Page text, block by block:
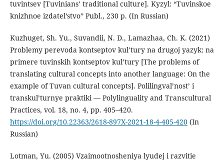
tuvintsev [Tuvinians’ traditional culture]. Kyzyl: “Tuvinskoe
knizhnoe izdatel’stvo” Publ., 230 p. (In Russian)
Kuzhuget, Sh. Yu., Suvandii, N. D., Lamazhaa, Ch. K. (2021)
Problemy perevoda kontseptov kul’tury na drugoj yazyk: na
primere tuvinskih kontseptov kul’tury [The problems of
translating cultural concepts into another language: On the
example of Tuvan cultural concepts]. Polilingval’nost’ i
transkul’turnye praktiki — Polylinguality and Transcultural
Practices, vol. 18, no. 4, pp. 405–420.
https://doi.org/10.22363/2618-897X-2021-18-4-405-420(In
Russian)
Lotman, Yu. (2005) Vzaimootnosheniya lyudej i razvitie